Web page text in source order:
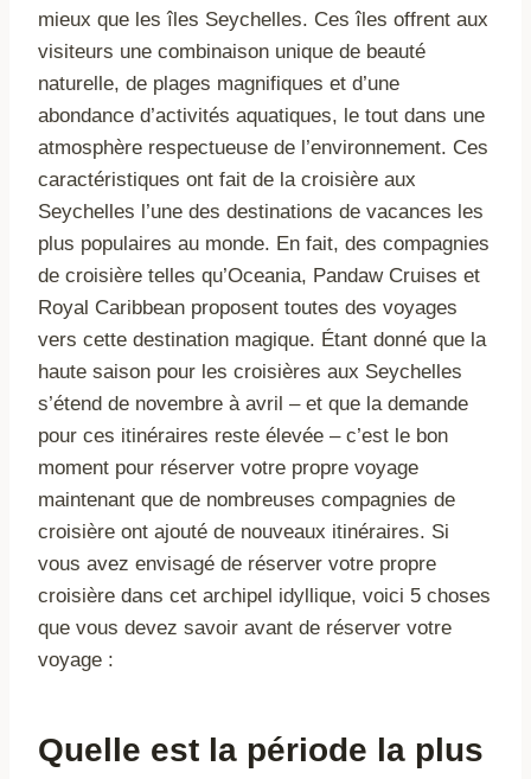
mieux que les îles Seychelles. Ces îles offrent aux
visiteurs une combinaison unique de beauté
naturelle, de plages magnifiques et d’une
abondance d’activités aquatiques, le tout dans une
atmosphère respectueuse de l’environnement. Ces
caractéristiques ont fait de la croisière aux
Seychelles l’une des destinations de vacances les
plus populaires au monde. En fait, des compagnies
de croisière telles qu’Oceania, Pandaw Cruises et
Royal Caribbean proposent toutes des voyages
vers cette destination magique. Étant donné que la
haute saison pour les croisières aux Seychelles
s’étend de novembre à avril – et que la demande
pour ces itinéraires reste élevée – c’est le bon
moment pour réserver votre propre voyage
maintenant que de nombreuses compagnies de
croisière ont ajouté de nouveaux itinéraires. Si
vous avez envisagé de réserver votre propre
croisière dans cet archipel idyllique, voici 5 choses
que vous devez savoir avant de réserver votre
voyage :
Quelle est la période la plus